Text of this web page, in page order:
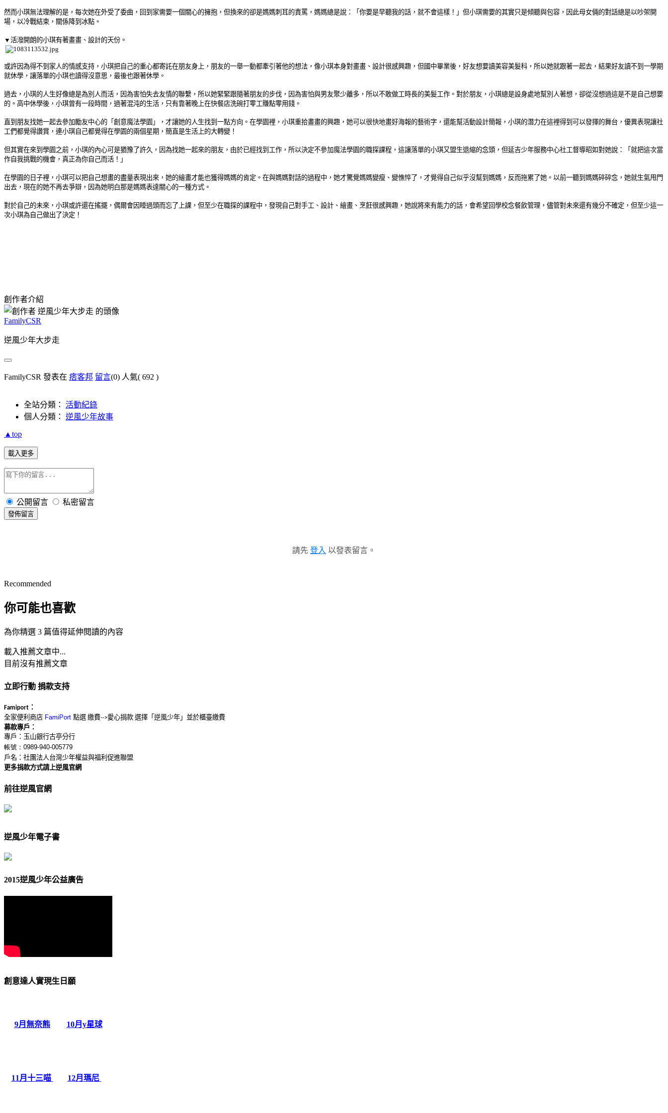
然而小琪無法理解的是，每次她在外受了委曲，回到家需要一個關心的擁抱，但換來的卻是媽媽刺耳的責罵，媽媽總是說：「你要是早聽我的話，就不會這樣！」但小琪需要的其實只是傾聽與包容，因此母女倆的對話總是以吵架開
場，以冷戰結束，關係降到冰點。
▼活潑開朗的小琪有著畫畫、設計的天份。
或許因為得不到家人的情感支持，小琪把自己的重心都寄託在朋友身上，朋友的一舉一動都牽引著他的想法，像小琪本身對畫畫、設計很感興趣，但國中畢業後，好友想要讀美容美髮科，所以她就跟著一起去，結果好友讀不到一學期
就休學，讓落單的小琪也讀得沒意思，最後也跟著休學。
過去，小琪的人生好像總是為別人而活，因為害怕失去友情的聯繫，所以她緊緊跟隨著朋友的步伐，因為害怕與男友聚少離多，所以不敢做工時長的美髮工作。對於朋友，小琪總是設身處地幫別人著想，卻從沒想過這是不是自己想要
的。高中休學後，小琪曾有一段時間，過著混沌的生活，只有靠著晚上在快餐店洗碗打零工賺點零用錢。
直到朋友找她一起去參加勵友中心的「創意魔法學園」，才讓她的人生找到一點方向。在學園裡，小琪重拾畫畫的興趣，她可以很快地畫好海報的藝術字，還能幫活動設計簡報，小琪的潛力在這裡得到可以發揮的舞台，優異表現讓社
工們都覺得讚賞，連小琪自己都覺得在學園的兩個星期，簡直是生活上的大轉變！
但其實在來到學園之前，小琪的內心可是猶豫了許久，因為找她一起來的朋友，由於已經找到工作，所以決定不參加魔法學園的職探課程，這讓落單的小琪又盟生退縮的念頭，但延吉少年服務中心社工督導昭如對她說：「就把這次當
作自我挑戰的機會，真正為你自己而活！」
在學園的日子裡，小琪可以把自己想畫的盡量表現出來，她的繪畫才能也獲得媽媽的肯定。在與媽媽對話的過程中，她才驚覺媽媽變瘦、變憔悴了，才覺得自己似乎沒幫到媽媽，反而拖累了她。以前一聽到媽媽碎碎念，她就生氣甩門
出去，現在的她不再去爭辯，因為她明白那是媽媽表達關心的一種方式。
對於自己的未來，小琪或許還在搖擺，偶爾會因睡過頭而忘了上課，但至少在職探的課程中，發現自己對手工、設計、繪畫、烹飪很感興趣，她說將來有能力的話，會希望回學校念餐飲管理，儘管對未來還有幾分不確定，但至少這一
次小琪為自己做出了決定！
創作者介紹
FamilyCSR
逆風少年大步走
FamilyCSR 發表在 痞客邦 留言(0) 人氣( 692 )
全站分類： 活動紀錄
個人分類： 逆風少年故事
▲top
載入更多
公開留言 私密留言
發佈留言
請先 登入 以發表留言。
Recommended
你可能也喜歡
為你精選 3 篇值得延伸閱讀的內容
載入推薦文章中...
目前沒有推薦文章
立即行動 捐款支持
Famiport ：
全家便利商店 FamiPort 點選繳費-->愛心捐款選擇「逆風少年」並於櫃臺繳費
募款專戶：
專戶：玉山銀行古亭分行
帳號：0989-940-005779
戶名：社團法人台灣少年權益與福利促進聯盟
更多捐款方式請上逆風官網
前往逆風官網
逆風少年電子書
2015逆風少年公益廣告
創意達人實現生日願
9月無奈熊 10月y星球
11月十三喵 12月瑪尼